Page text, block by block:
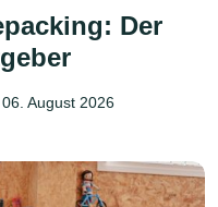
Der
06. August 2026